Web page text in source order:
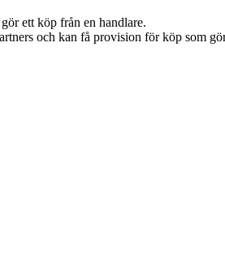
ett köp från en handlare.
och kan få provision för köp som